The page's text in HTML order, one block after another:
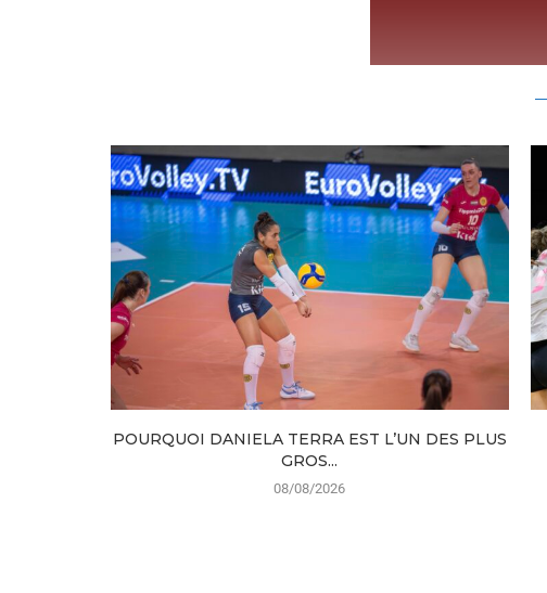
POURQUOI DANIELA TERRA EST L’UN DES PLUS
GROS...
08/08/2026